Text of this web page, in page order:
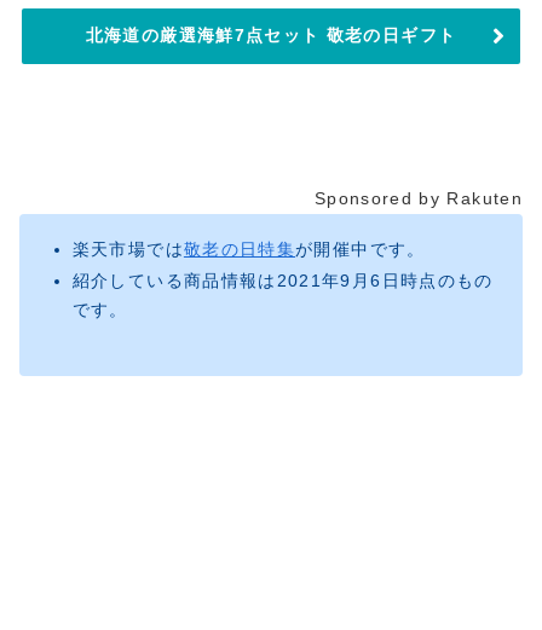
北海道の厳選海鮮7点セット 敬老の日ギフト
Sponsored by Rakuten
楽天市場では敬老の日特集が開催中です。
紹介している商品情報は2021年9月6日時点のもの
です。